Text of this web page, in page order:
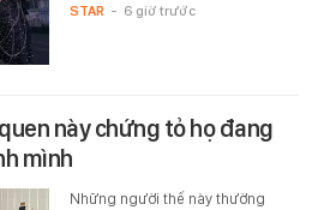
STAR - 6 giờ trước
này chứng tỏ họ đang
mình
Những người thế này thường